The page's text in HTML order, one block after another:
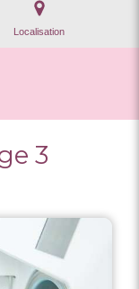
Localisation
3